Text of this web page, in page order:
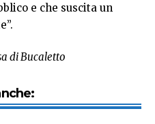
e che suscita un
di Bucaletto